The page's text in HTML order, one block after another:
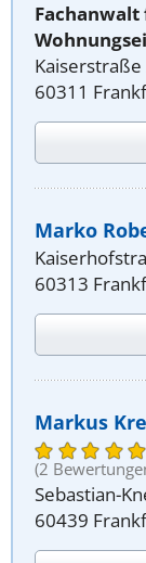
Kaiserstraße
60311
Marko
60313
Markus
(2
Sebastian-
60439